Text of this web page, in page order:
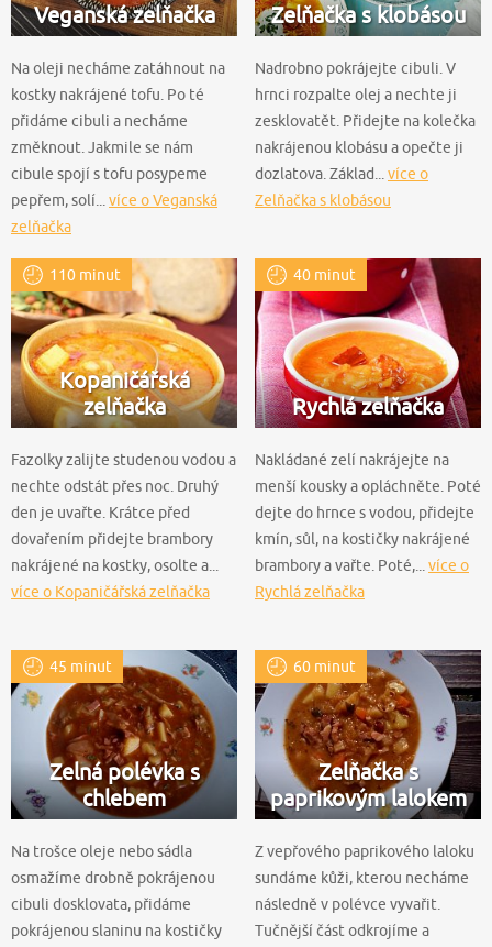
Veganská zelňačka
Na oleji necháme zatáhnout na
kostky nakrájené tofu. Po té
přidáme cibuli a necháme
změknout. Jakmile se nám
cibule spojí s tofu posypeme
pepřem, solí... více o Veganská
zelňačka
Zelňačka s klobásou
Nadrobno pokrájejte cibuli. V
hrnci rozpalte olej a nechte ji
zesklovatět. Přidejte na kolečka
nakrájenou klobásu a opečte ji
dozlatova. Základ... více o
Zelňačka s klobásou
110 minut
Kopaničářská
zelňačka
Fazolky zalijte studenou vodou a
nechte odstát přes noc. Druhý
den je uvařte. Krátce před
dovařením přidejte brambory
nakrájené na kostky, osolte a...
více o Kopaničářská zelňačka
40 minut
Rychlá zelňačka
Nakládané zelí nakrájejte na
menší kousky a opláchněte. Poté
dejte do hrnce s vodou, přidejte
kmín, sůl, na kostičky nakrájené
brambory a vařte. Poté,... více o
Rychlá zelňačka
45 minut
Zelná polévka s
chlebem
Na trošce oleje nebo sádla
osmažíme drobně pokrájenou
cibuli dosklovata, přidáme
pokrájenou slaninu na kostičky
60 minut
Zelňačka s
paprikovým lalokem
Z vepřového paprikového laloku
sundáme kůži, kterou necháme
následně v polévce vyvařit.
Tučnější část odkrojíme a